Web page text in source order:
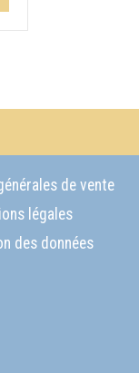
de vente
légales
des données